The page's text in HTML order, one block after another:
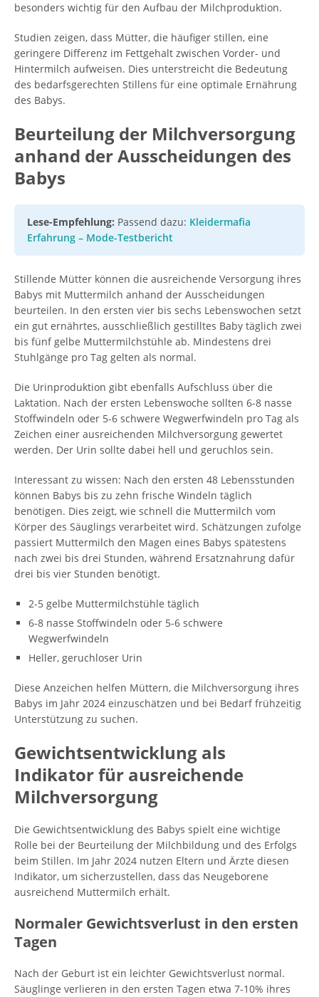
besonders wichtig für den Aufbau der Milchproduktion.
Studien zeigen, dass Mütter, die häufiger stillen, eine
geringere Differenz im Fettgehalt zwischen Vorder- und
Hintermilch aufweisen. Dies unterstreicht die Bedeutung
des bedarfsgerechten Stillens für eine optimale Ernährung
des Babys.
Beurteilung der Milchversorgung
anhand der Ausscheidungen des
Babys
Lese-Empfehlung: Passend dazu: Kleidermafia
Erfahrung – Mode-Testbericht
Stillende Mütter können die ausreichende Versorgung ihres
Babys mit Muttermilch anhand der Ausscheidungen
beurteilen. In den ersten vier bis sechs Lebenswochen setzt
ein gut ernährtes, ausschließlich gestilltes Baby täglich zwei
bis fünf gelbe Muttermilchstühle ab. Mindestens drei
Stuhlgänge pro Tag gelten als normal.
Die Urinproduktion gibt ebenfalls Aufschluss über die
Laktation. Nach der ersten Lebenswoche sollten 6-8 nasse
Stoffwindeln oder 5-6 schwere Wegwerfwindeln pro Tag als
Zeichen einer ausreichenden Milchversorgung gewertet
werden. Der Urin sollte dabei hell und geruchlos sein.
Interessant zu wissen: Nach den ersten 48 Lebensstunden
können Babys bis zu zehn frische Windeln täglich
benötigen. Dies zeigt, wie schnell die Muttermilch vom
Körper des Säuglings verarbeitet wird. Schätzungen zufolge
passiert Muttermilch den Magen eines Babys spätestens
nach zwei bis drei Stunden, während Ersatznahrung dafür
drei bis vier Stunden benötigt.
2-5 gelbe Muttermilchstühle täglich
6-8 nasse Stoffwindeln oder 5-6 schwere
Wegwerfwindeln
Heller, geruchloser Urin
Diese Anzeichen helfen Müttern, die Milchversorgung ihres
Babys im Jahr 2024 einzuschätzen und bei Bedarf frühzeitig
Unterstützung zu suchen.
Gewichtsentwicklung als
Indikator für ausreichende
Milchversorgung
Die Gewichtsentwicklung des Babys spielt eine wichtige
Rolle bei der Beurteilung der Milchbildung und des Erfolgs
beim Stillen. Im Jahr 2024 nutzen Eltern und Ärzte diesen
Indikator, um sicherzustellen, dass das Neugeborene
ausreichend Muttermilch erhält.
Normaler Gewichtsverlust in den ersten
Tagen
Nach der Geburt ist ein leichter Gewichtsverlust normal.
Säuglinge verlieren in den ersten Tagen etwa 7-10% ihres